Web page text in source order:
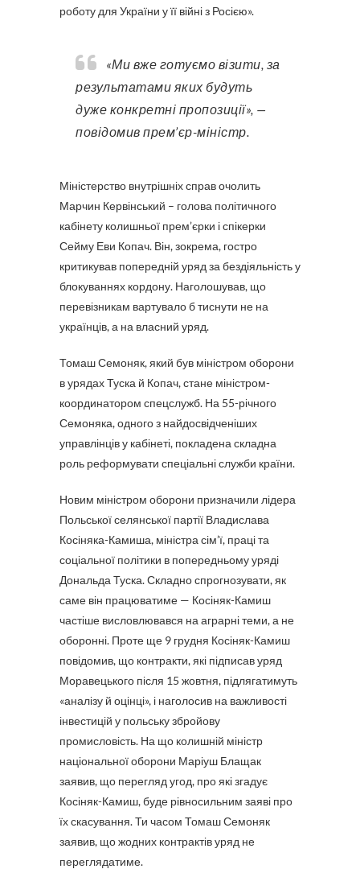
роботу для України у її війні з Росією».
«Ми вже готуємо візити, за
результатами яких будуть
дуже конкретні пропозиції», —
повідомив прем’єр-міністр.
Міністерство внутрішніх справ очолить
Марчин Кервінський – голова політичного
кабінету колишньої прем’єрки і спікерки
Сейму Еви Копач. Він, зокрема, гостро
критикував попередній уряд за бездіяльність у
блокуваннях кордону. Наголошував, що
перевізникам вартувало б тиснути не на
українців, а на власний уряд.
Томаш Семоняк, який був міністром оборони
в урядах Туска й Копач, стане міністром-
координатором спецслужб. На 55-річного
Семоняка, одного з найдосвідченіших
управлінців у кабінеті, покладена складна
роль реформувати спеціальні служби країни.
Новим міністром оборони призначили лідера
Польської селянської партії Владислава
Косіняка-Камиша, міністра сім’ї, праці та
соціальної політики в попередньому уряді
Дональда Туска. Складно спрогнозувати, як
саме він працюватиме — Косіняк-Камиш
частіше висловлювався на аграрні теми, а не
оборонні. Проте ще 9 грудня Косіняк-Камиш
повідомив, що контракти, які підписав уряд
Моравецького після 15 жовтня, підлягатимуть
«аналізу й оцінці», і наголосив на важливості
інвестицій у польську збройову
промисловість. На що колишній міністр
національної оборони Маріуш Блащак
заявив, що перегляд угод, про які згадує
Косіняк-Камиш, буде рівносильним заяві про
їх скасування. Ти часом Томаш Семоняк
заявив, що жодних контрактів уряд не
переглядатиме.